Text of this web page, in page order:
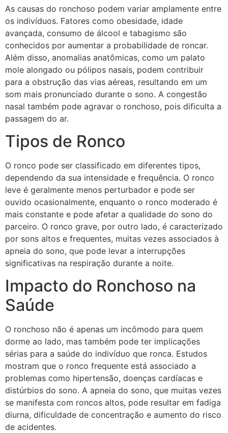
As causas do ronchoso podem variar amplamente entre
os indivíduos. Fatores como obesidade, idade
avançada, consumo de álcool e tabagismo são
conhecidos por aumentar a probabilidade de roncar.
Além disso, anomalias anatômicas, como um palato
mole alongado ou pólipos nasais, podem contribuir
para a obstrução das vias aéreas, resultando em um
som mais pronunciado durante o sono. A congestão
nasal também pode agravar o ronchoso, pois dificulta a
passagem do ar.
Tipos de Ronco
O ronco pode ser classificado em diferentes tipos,
dependendo da sua intensidade e frequência. O ronco
leve é geralmente menos perturbador e pode ser
ouvido ocasionalmente, enquanto o ronco moderado é
mais constante e pode afetar a qualidade do sono do
parceiro. O ronco grave, por outro lado, é caracterizado
por sons altos e frequentes, muitas vezes associados à
apneia do sono, que pode levar a interrupções
significativas na respiração durante a noite.
Impacto do Ronchoso na
Saúde
O ronchoso não é apenas um incômodo para quem
dorme ao lado, mas também pode ter implicações
sérias para a saúde do indivíduo que ronca. Estudos
mostram que o ronco frequente está associado a
problemas como hipertensão, doenças cardíacas e
distúrbios do sono. A apneia do sono, que muitas vezes
se manifesta com roncos altos, pode resultar em fadiga
diurna, dificuldade de concentração e aumento do risco
de acidentes.